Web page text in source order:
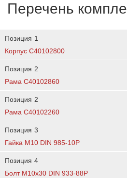
Перечень
Позиция 1
Корпус C40102800
Позиция 2
Рама C40102860
Позиция 2
Рама C40102260
Позиция 3
Гайка М10 DIN 985-10Р
Позиция 4
Болт М10х30 DIN 933-88P